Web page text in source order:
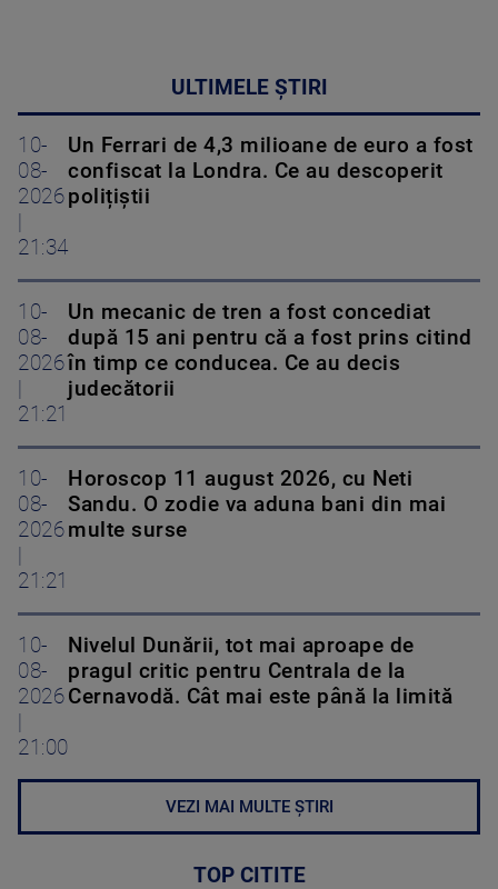
ULTIMELE ȘTIRI
10-
08-
2026
21:34
Un Ferrari de 4,3 milioane de euro a fost
confiscat la Londra. Ce au descoperit
polițiștii
10-
08-
2026
21:21
Un mecanic de tren a fost concediat
după 15 ani pentru că a fost prins citind
în timp ce conducea. Ce au decis
judecătorii
10-
08-
2026
21:21
Horoscop 11 august 2026, cu Neti
Sandu. O zodie va aduna bani din mai
multe surse
10-
08-
2026
21:00
Nivelul Dunării, tot mai aproape de
pragul critic pentru Centrala de la
Cernavodă. Cât mai este până la limită
VEZI MAI MULTE ȘTIRI
TOP CITITE